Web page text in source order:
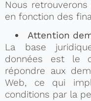
Nous
en fonction des
Attention
La base
données est le
répondre aux
Web, ce qui
conditions par la